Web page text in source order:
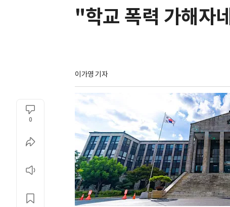
"학교 폭력 가해자
이가영 기자
0